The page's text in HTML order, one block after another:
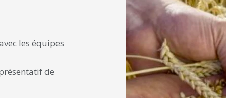
les équipes
de